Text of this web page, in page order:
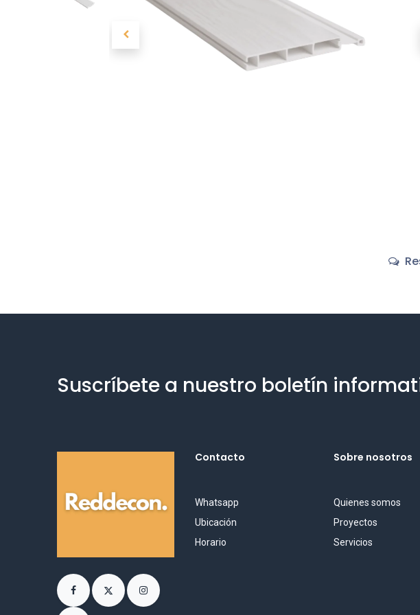
Suscríbete a nuestro boletín
Contacto
Whatsapp
Ubicación
Horario
Sobre nosotros
Quienes somos
Proyectos
Servicios